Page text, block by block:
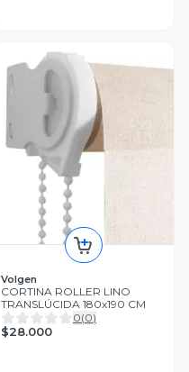
Volgen
CORTINA ROLLER LINO
TRANSLÚCIDA 180x190 CM
0(0)
$28.000